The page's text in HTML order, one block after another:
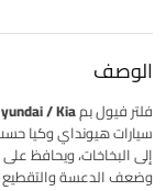
الوصف
فلتر فيول بم Hyundai / Kia رقم 31910-2H000 / 319102H000
سياراتهيونداي وكيا
إلى البخاخات، ويحافظ
وضعف الدعسة والتقطيع